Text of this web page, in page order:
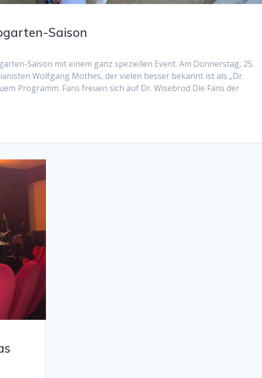
Saison
Saison mit einem ganz speziellen Event. Am Donnerstag, 25.
Wolfgang Mothes, der vielen besser bekannt ist als „Dr.
Programm. Fans freuen sich auf Dr. Wisebrod Die Fans der